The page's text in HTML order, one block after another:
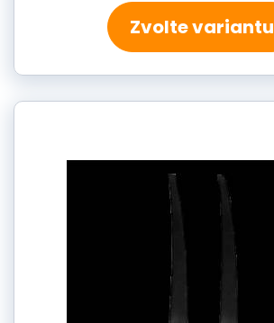
Zvolte variantu